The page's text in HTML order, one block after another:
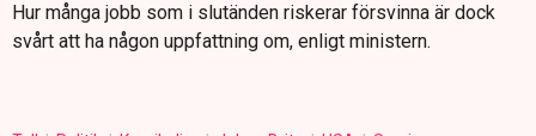
Hur många jobb som i slutänden riskerar försvinna är dock
svårt att ha någon uppfattning om, enligt ministern.